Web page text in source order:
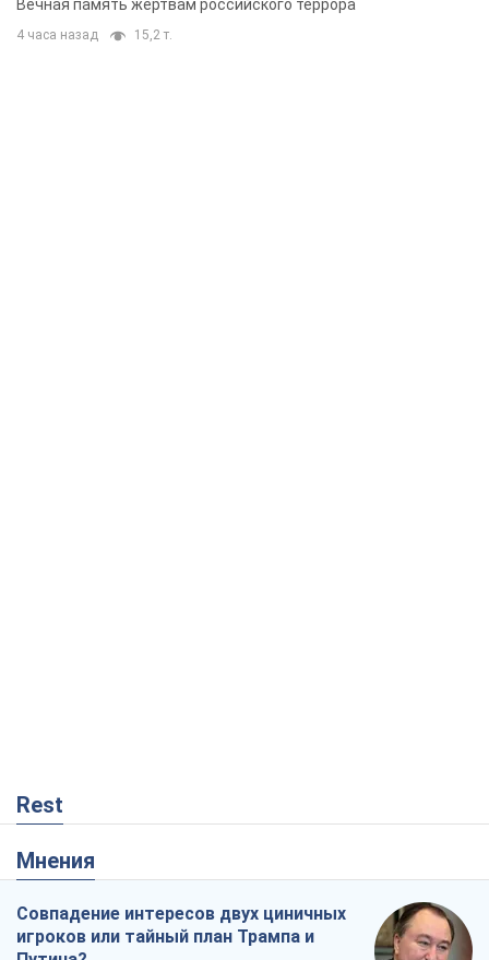
Вечная память жертвам российского террора
4 часа назад 15,2 т.
Rest
Мнения
Совпадение интересов двух циничных
игроков или тайный план Трампа и